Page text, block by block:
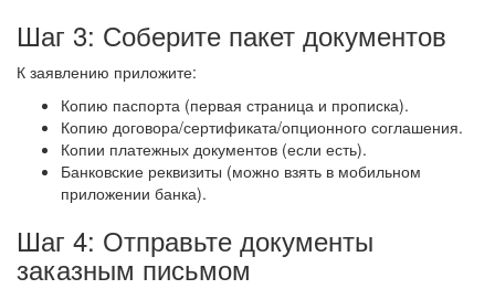
Шаг 3: Соберите пакет документов
К заявлению приложите:
Копию паспорта (первая страница и прописка).
Копию договора/сертификата/опционного соглашения.
Копии платежных документов (если есть).
Банковские реквизиты (можно взять в мобильном
приложении банка).
Шаг 4: Отправьте документы
заказным письмом